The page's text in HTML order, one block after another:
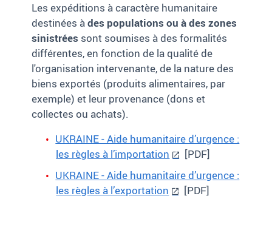
Les expéditions à caractère humanitaire
destinées àdes populations ou à des zones
sinistrées sont soumises à des formalités
différentes, en fonction de la qualité de
l'organisation intervenante, de la nature des
biens exportés (produits alimentaires, par
exemple) et leur provenance (dons et
collectes ou achats).
UKRAINE - Aide humanitaire d’urgence :
les règles à l’importation
[PDF]
UKRAINE - Aide humanitaire d’urgence :
les règles à l’exportation
[PDF]